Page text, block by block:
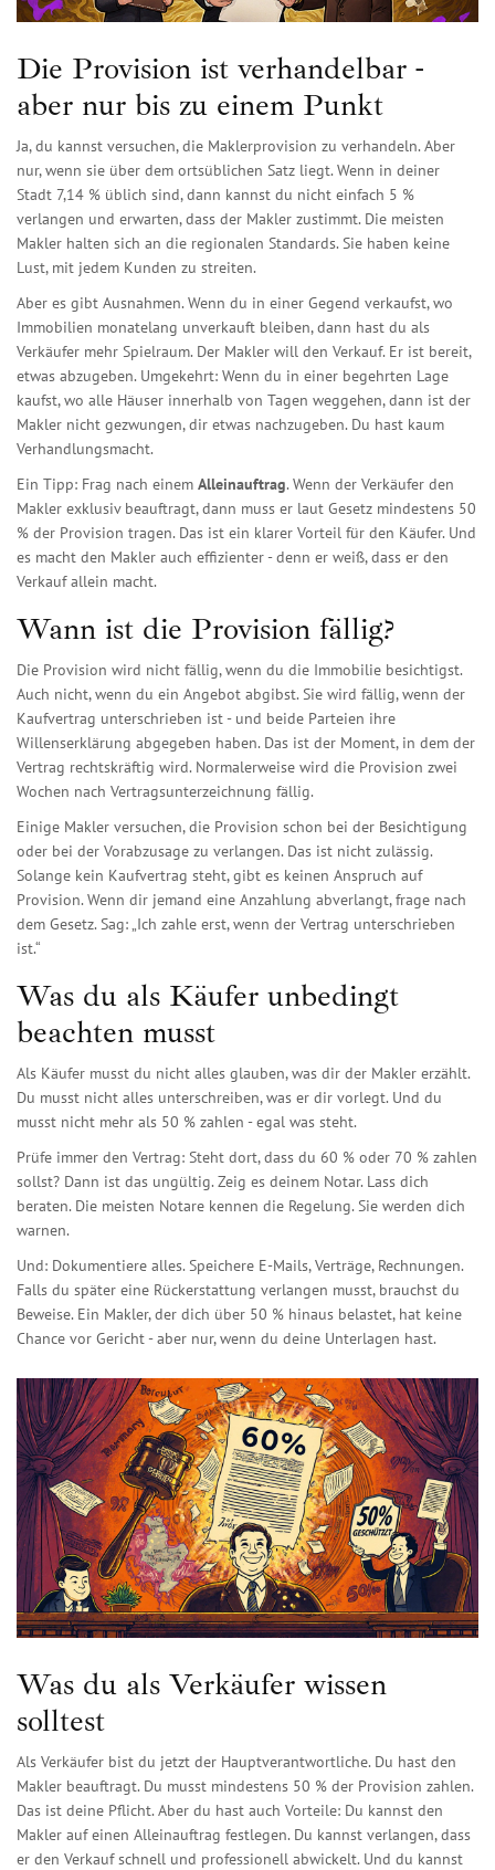
Die Provision ist verhandelbar -
aber nur bis zu einem Punkt
Ja, du kannst versuchen, die Maklerprovision zu verhandeln. Aber
nur, wenn sie über dem ortsüblichen Satz liegt. Wenn in deiner
Stadt 7,14 % üblich sind, dann kannst du nicht einfach 5 %
verlangen und erwarten, dass der Makler zustimmt. Die meisten
Makler halten sich an die regionalen Standards. Sie haben keine
Lust, mit jedem Kunden zu streiten.
Aber es gibt Ausnahmen. Wenn du in einer Gegend verkaufst, wo
Immobilien monatelang unverkauft bleiben, dann hast du als
Verkäufer mehr Spielraum. Der Makler will den Verkauf. Er ist bereit,
etwas abzugeben. Umgekehrt: Wenn du in einer begehrten Lage
kaufst, wo alle Häuser innerhalb von Tagen weggehen, dann ist der
Makler nicht gezwungen, dir etwas nachzugeben. Du hast kaum
Verhandlungsmacht.
Ein Tipp: Frag nach einem Alleinauftrag. Wenn der Verkäufer den
Makler exklusiv beauftragt, dann muss er laut Gesetz mindestens 50
% der Provision tragen. Das ist ein klarer Vorteil für den Käufer. Und
es macht den Makler auch effizienter - denn er weiß, dass er den
Verkauf allein macht.
Wann ist die Provision fällig?
Die Provision wird nicht fällig, wenn du die Immobilie besichtigst.
Auch nicht, wenn du ein Angebot abgibst. Sie wird fällig, wenn der
Kaufvertrag unterschrieben ist - und beide Parteien ihre
Willenserklärung abgegeben haben. Das ist der Moment, in dem der
Vertrag rechtskräftig wird. Normalerweise wird die Provision zwei
Wochen nach Vertragsunterzeichnung fällig.
Einige Makler versuchen, die Provision schon bei der Besichtigung
oder bei der Vorabzusage zu verlangen. Das ist nicht zulässig.
Solange kein Kaufvertrag steht, gibt es keinen Anspruch auf
Provision. Wenn dir jemand eine Anzahlung abverlangt, frage nach
dem Gesetz. Sag: „Ich zahle erst, wenn der Vertrag unterschrieben
ist.“
Was du als Käufer unbedingt
beachten musst
Als Käufer musst du nicht alles glauben, was dir der Makler erzählt.
Du musst nicht alles unterschreiben, was er dir vorlegt. Und du
musst nicht mehr als 50 % zahlen - egal was steht.
Prüfe immer den Vertrag: Steht dort, dass du 60 % oder 70 % zahlen
sollst? Dann ist das ungültig. Zeig es deinem Notar. Lass dich
beraten. Die meisten Notare kennen die Regelung. Sie werden dich
warnen.
Und: Dokumentiere alles. Speichere E-Mails, Verträge, Rechnungen.
Falls du später eine Rückerstattung verlangen musst, brauchst du
Beweise. Ein Makler, der dich über 50 % hinaus belastet, hat keine
Chance vor Gericht - aber nur, wenn du deine Unterlagen hast.
Was du als Verkäufer wissen
solltest
Als Verkäufer bist du jetzt der Hauptverantwortliche. Du hast den
Makler beauftragt. Du musst mindestens 50 % der Provision zahlen.
Das ist deine Pflicht. Aber du hast auch Vorteile: Du kannst den
Makler auf einen Alleinauftrag festlegen. Du kannst verlangen, dass
er den Verkauf schnell und professionell abwickelt. Und du kannst